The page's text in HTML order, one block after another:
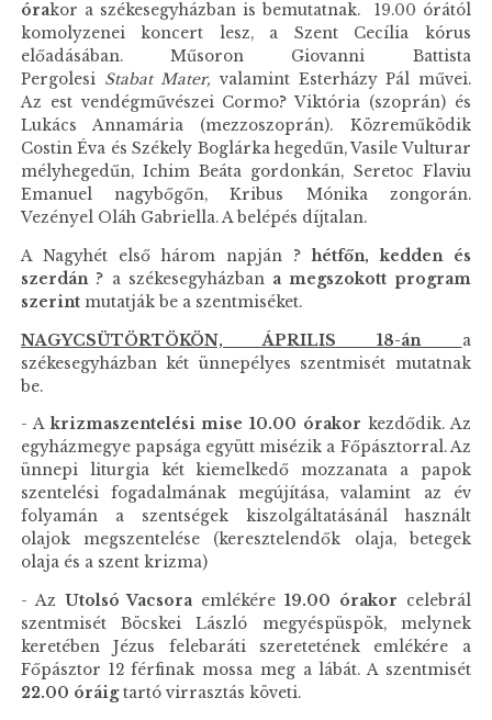
órakor a székesegyházban is bemutatnak. 19.00 órától
komolyzenei koncert lesz, a Szent Cecília kórus
előadásában. Műsoron Giovanni Battista
Pergolesi Stabat Mater,valamint Esterházy Pál művei.
Az est vendégművészei Cormo? Viktória (szoprán) és
Lukács Annamária (mezzoszoprán). Közreműködik
Costin Éva és Székely Boglárka hegedűn, Vasile Vulturar
mélyhegedűn, Ichim Beáta gordonkán, Seretoc Flaviu
Emanuel nagybőgőn, Kribus Mónika zongorán.
Vezényel Oláh Gabriella. A belépés díjtalan.
A Nagyhét első három napján ?hétfőn, kedden és
szerdán? a székesegyházban a megszokott program
szerint mutatják be a szentmiséket.
NAGYCSÜTÖRTÖKÖN, ÁPRILIS 18-án a
székesegyházban két ünnepélyes szentmisét mutatnak
be.
- Akrizmaszentelési mise 10.00 órakor kezdődik. Az
egyházmegye papsága együtt misézik a Főpásztorral. Az
ünnepi liturgia két kiemelkedő mozzanata a papok
szentelési fogadalmának megújítása, valamint az év
folyamán a szentségek kiszolgáltatásánál használt
olajok megszentelése (keresztelendők olaja, betegek
olaja és a szent krizma)
- Az Utolsó Vacsora emlékére19.00 órakor celebrál
szentmisét Böcskei László megyéspüspök, melynek
keretében Jézus felebaráti szeretetének emlékére a
Főpásztor 12 férfinak mossa meg a lábát. A szentmisét
22.00 óráigtartó virrasztás követi.